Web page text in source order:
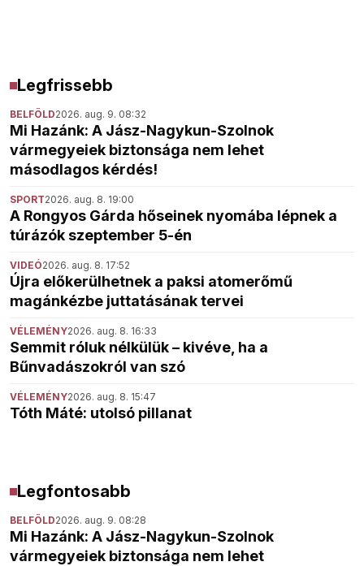
Legfrissebb
BELFÖLD2026. aug. 9. 08:32
Mi Hazánk: A Jász-Nagykun-Szolnok
vármegyeiek biztonsága nem lehet
másodlagos kérdés!
SPORT2026. aug. 8. 19:00
A Rongyos Gárda hőseinek nyomába lépnek a
túrázók szeptember 5-én
VIDEÓ2026. aug. 8. 17:52
Újra előkerülhetnek a paksi atomerőmű
magánkézbe juttatásának tervei
VÉLEMÉNY2026. aug. 8. 16:33
Semmit róluk nélkülük – kivéve, ha a
Bűnvadászokról van szó
VÉLEMÉNY2026. aug. 8. 15:47
Tóth Máté: utolsó pillanat
Legfontosabb
BELFÖLD2026. aug. 9. 08:28
Mi Hazánk: A Jász-Nagykun-Szolnok
vármegyeiek biztonsága nem lehet